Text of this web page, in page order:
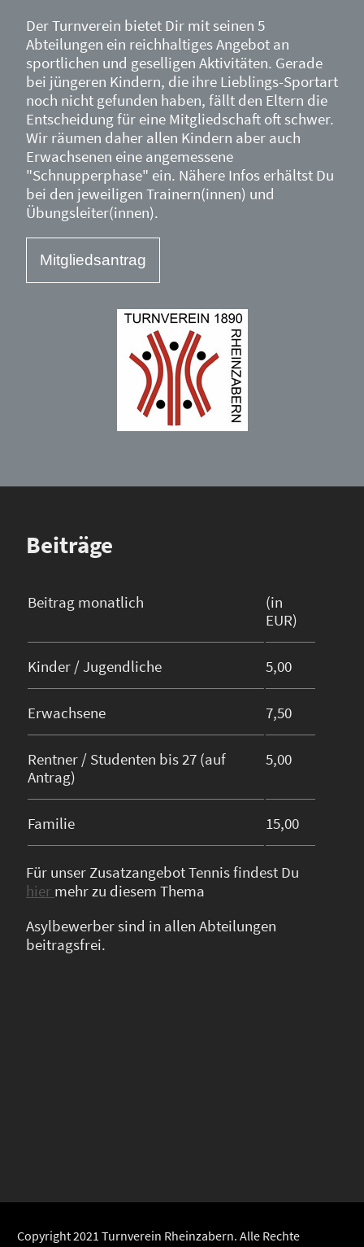
Der Turnverein bietet Dir mit seinen 5
Abteilungen ein reichhaltiges Angebot an
sportlichen und geselligen Aktivitäten. Gerade
bei jüngeren Kindern, die ihre Lieblings-Sportart
noch nicht gefunden haben, fällt den Eltern die
Entscheidung für eine Mitgliedschaft oft schwer.
Wir räumen daher allen Kindern aber auch
Erwachsenen eine angemessene
"Schnupperphase" ein. Nähere Infos erhältst Du
bei den jeweiligen Trainern(innen) und
Übungsleiter(innen).
Mitgliedsantrag
Beiträge
Beitrag monatlich
(in
EUR)
Kinder / Jugendliche 5,00
Erwachsene 7,50
Rentner / Studenten bis 27 (auf
Antrag)
5,00
Familie 15,00
Für unser Zusatzangebot Tennis findest Du
hier mehr zu diesem Thema
Asylbewerber sind in allen Abteilungen
beitragsfrei.
Copyright 2021 Turnverein Rheinzabern. Alle Rechte